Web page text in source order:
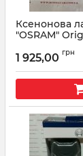
Ксенонова
"OSRAM"
Артикул: D2S35W
1 925,00 грн